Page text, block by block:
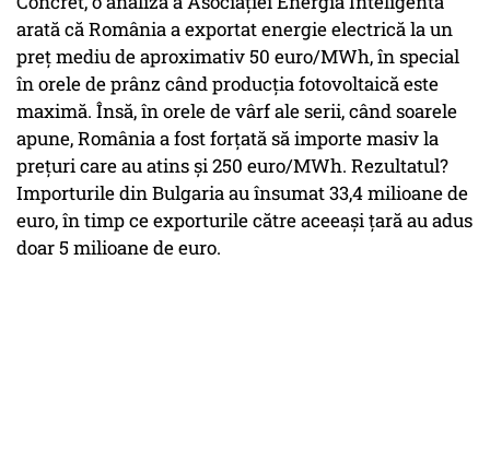
arată că România a exportat energie electrică la un
preț mediu de aproximativ 50 euro/MWh, în special
în orele de prânz când producția fotovoltaică este
maximă. Însă, în orele de vârf ale serii, când soarele
apune, România a fost forțată să importe masiv la
prețuri care au atins și 250 euro/MWh. Rezultatul?
Importurile din Bulgaria au însumat 33,4 milioane de
euro, în timp ce exporturile către aceeași țară au adus
doar 5 milioane de euro.